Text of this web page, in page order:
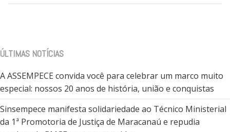
ÚLTIMAS NOTÍCIAS
A ASSEMPECE convida você para celebrar um marco muito
especial: nossos 20 anos de história, união e conquistas
Sinsempece manifesta solidariedade ao Técnico Ministerial
da 1ª Promotoria de Justiça de Maracanaú e repudia